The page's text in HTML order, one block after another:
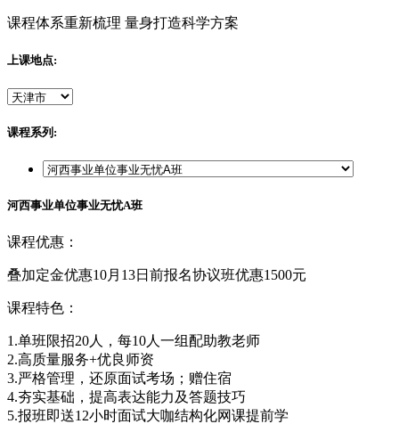
课程体系重新梳理 量身打造科学方案
上课地点:
课程系列:
河西事业单位事业无忧A班
课程优惠：
叠加定金优惠10月13日前报名协议班优惠1500元
课程特色：
1.单班限招20人，每10人一组配助教老师
2.高质量服务+优良师资
3.严格管理，还原面试考场；赠住宿
4.夯实基础，提高表达能力及答题技巧
5.报班即送12小时面试大咖结构化网课提前学